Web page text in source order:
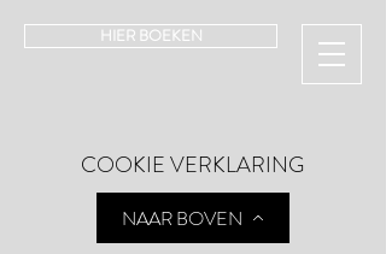
HIER BOEKEN
COOKIE VERKLARING
NAAR BOVEN